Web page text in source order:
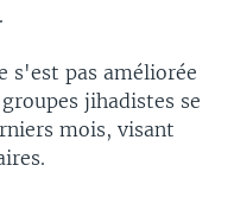
s'est pas améliorée
jihadistes se
mois, visant